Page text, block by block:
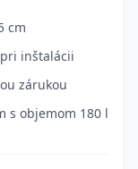
cm
inštalácii
zárukou
s objemom 180 l